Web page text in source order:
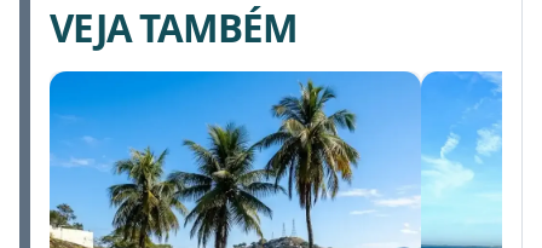
VEJA TAMBÉM